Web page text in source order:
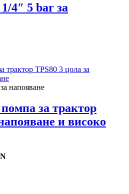
4″ 5 bar за
напояване
за трактор
и високо